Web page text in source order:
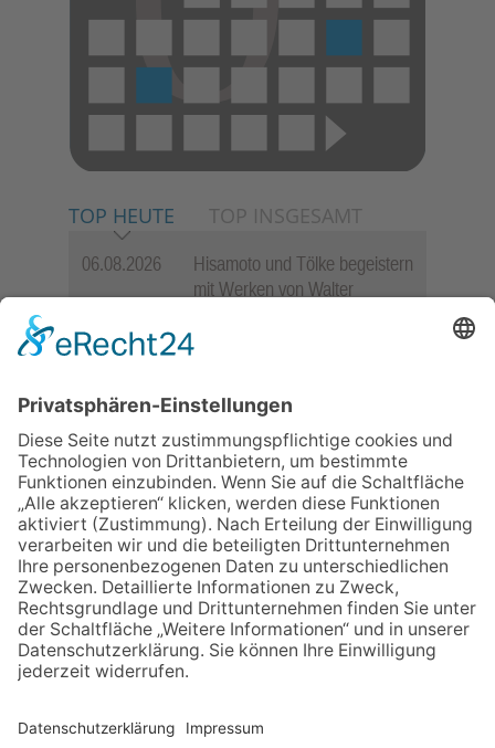
TOP HEUTE TOP INSGESAMT
06.08.2026
Hisamoto und Tölke begeistern
mit Werken von Walter
09.07.2026
Wasserampel steht auf Gelb:
auf
Festmeile
06.08.2026
Jugendchor Hochtaunus
präsentiert sein neues
Programm „Changes“
12.05.2026
Zweisprachige Lesung im 7.
Himmel: Vom Geschenk zum
60. Geburtstag zur Autoren-
Karriere